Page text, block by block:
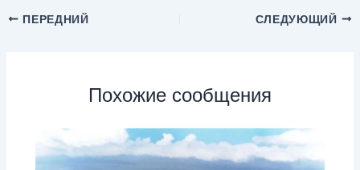
ПЕРЕДНИЙ СЛЕДУЮЩИЙ
Похожие сообщения